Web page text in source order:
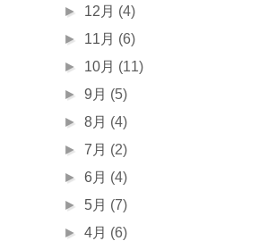
► 12月 (4)
► 11月 (6)
► 10月 (11)
►9月 (5)
►8月 (4)
►7月 (2)
►6月 (4)
► 5月 (7)
►4月 (6)